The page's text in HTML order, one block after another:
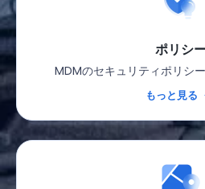
ポリシ
MDMのセキュリティポリシ
もっと見る